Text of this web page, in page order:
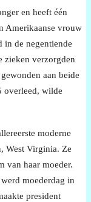
en heeft één
Amerikaanse vrouw
in de negentiende
zieken verzorgden
aan beide
overleed, wilde
moderne
West Virginia. Ze
van haar moeder.
moederdag in
president